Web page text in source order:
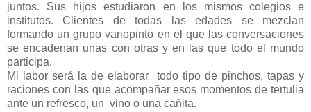
juntos. Sus hijos estudiaron en los mismos colegios e
institutos. Clientes de todas las edades se mezclan
formando un grupo variopinto en el que las conversaciones
se encadenan unas con otras y en las que todo el mundo
participa.
Mi labor será la de elaborar todo tipo de pinchos, tapas y
raciones con las que acompañar esos momentos de tertulia
ante un refresco, un vino o una cañita.